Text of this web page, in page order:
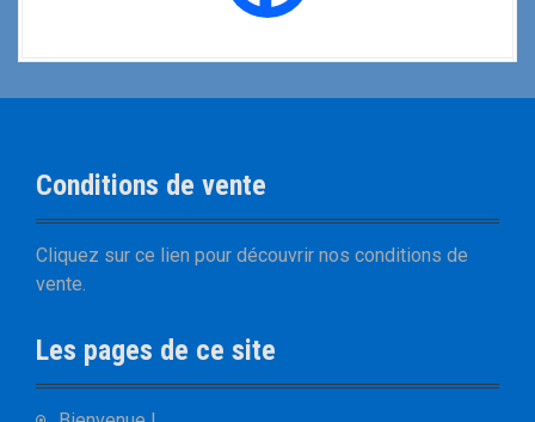
Conditions de vente
Cliquez sur ce lien pour découvrir nos conditions de
vente.
Les pages de ce site